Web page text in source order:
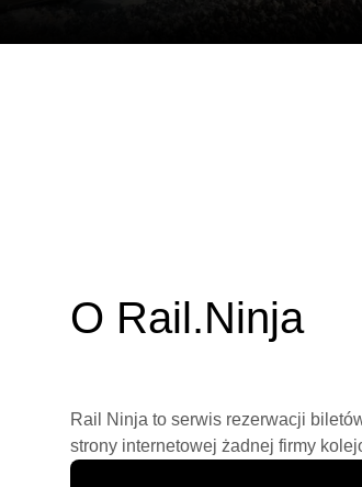
O Rail.Ninja
Rail Ninja to serwis rezerwacji
strony internetowej żadnej firmy